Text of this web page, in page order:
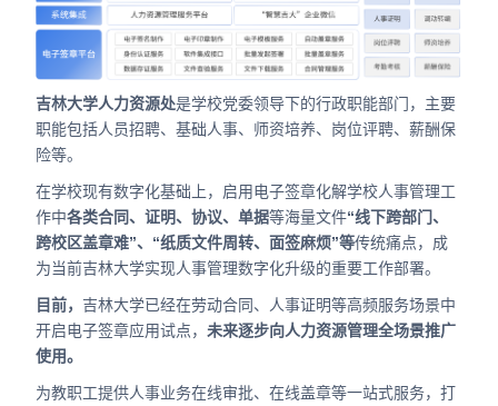
吉林大学人力资源处是学校党委领导下的行政职能部门，主要
职能包括人员招聘、基础人事、师资培养、岗位评聘、薪酬保
险等。
在学校现有数字化基础上，启用电子签章化解学校人事管理工
作中各类合同、证明、协议、单据等海量文件“线下跨部门、
跨校区盖章难”、“纸质文件周转、面签麻烦”等传统痛点，成
为当前吉林大学实现人事管理数字化升级的重要工作部署。
目前， 吉林大学已经在劳动合同、人事证明等高频服务场景中
开启电子签章应用试点， 未来逐步向人力资源管理全场景推广
使用。
为教职工提供人事业务在线审批、在线盖章等一站式服务，打